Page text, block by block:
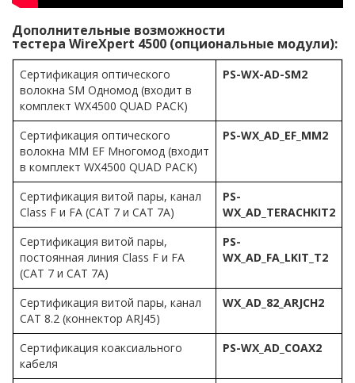
Дополнительные возможности
тестера WireXpert 4500 (опциональные модули):
Сертификация оптического
волокна SM Одномод (входит в
комплект WX4500 QUAD PACK)
PS-WX-AD-SM2
Сертификация оптического
волокна MM EF Многомод (входит
в комплект WX4500 QUAD PACK)
PS-WX_AD_EF_MM2
Сертификация витой пары, канал
Class F и FA (CAT 7 и CAT 7A)
PS-
WX_AD_TERACHKIT2
Сертификация витой пары,
постоянная линия Class F и FA
(CAT 7 и CAT 7A)
PS-
WX_AD_FA_LKIT_T2
Сертификация витой пары, канал
CAT 8.2 (коннектор ARJ45)
WX_AD_82_ARJCH2
Сертификация коаксиального
кабеля
PS-WX_AD_COAX2